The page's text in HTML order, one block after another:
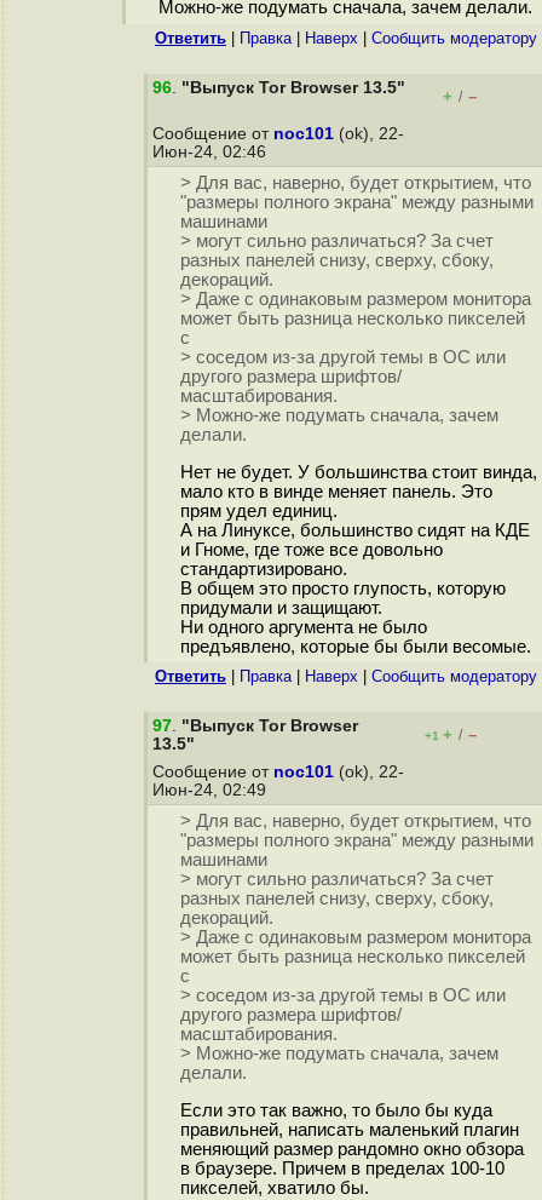
Можно-же подумать сначала, зачем делали.
Ответить Правка| Наверх Cообщить модератору
96. "Выпуск Tor Browser 13.5" + / –
Сообщение от noc101 (ok), 22-
Июн-24, 02:46
> Для вас, наверно, будет открытием, что
"размеры полного экрана" между разными
машинами
> могут сильно различаться? За счет
разных панелей снизу, сверху, сбоку,
декораций.
> Даже с одинаковым размером монитора
может быть разница несколько пикселей
с
> соседом из-за другой темы в ОС или
другого размера шрифтов/
масштабирования.
> Можно-же подумать сначала, зачем
делали.
Нет не будет. У большинства стоит винда,
мало кто в винде меняет панель. Это
прям удел единиц.
А на Линуксе, большинство сидят на КДЕ
и Гноме, где тоже все довольно
стандартизировано.
В общем это просто глупость, которую
придумали и защищают.
Ни одного аргумента не было
предъявлено, которые бы были весомые.
Ответить Правка| Наверх Cообщить модератору
97. "Выпуск Tor Browser
13.5"
+1 + / –
Сообщение от noc101 (ok), 22-
Июн-24, 02:49
> Для вас, наверно, будет открытием, что
"размеры полного экрана" между разными
машинами
> могут сильно различаться? За счет
разных панелей снизу, сверху, сбоку,
декораций.
> Даже с одинаковым размером монитора
может быть разница несколько пикселей
с
> соседом из-за другой темы в ОС или
другого размера шрифтов/
масштабирования.
> Можно-же подумать сначала, зачем
делали.
Если это так важно, то было бы куда
правильней, написать маленький плагин
меняющий размер рандомно окно обзора
в браузере. Причем в пределах 100-10
пикселей, хватило бы.